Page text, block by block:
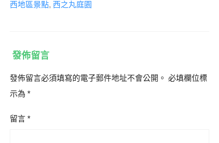
西地區景點, 西之丸庭園
發佈留言
發佈留言必須填寫的電子郵件地址不會公開。 必填欄位標
示為 *
留言 *